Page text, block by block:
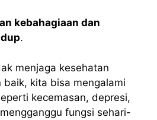
kebahagiaan dan
.
menjaga kesehatan
kita bisa mengalami
kecemasan, depresi,
fungsi sehari-